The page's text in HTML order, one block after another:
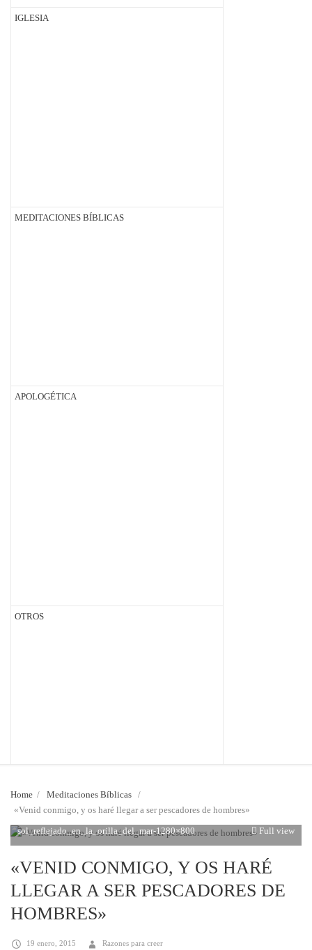
IGLESIA
MEDITACIONES BÍBLICAS
APOLOGÉTICA
OTROS
Home / Meditaciones Bíblicas /
«Venid conmigo, y os haré llegar a ser pescadores de hombres»
sol_reflejado_en_la_orilla_del_mar-1280×800
Full view
«VENID CONMIGO, Y OS HARÉ
LLEGAR A SER PESCADORES DE
HOMBRES»
19 enero, 2015 Razones para creer